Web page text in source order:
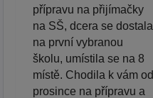
přípravu na přijímačky
na SŠ, dcera se dostala
na první vybranou
školu, umístila se na 8
místě. Chodila k vám od
prosince na přípravu a